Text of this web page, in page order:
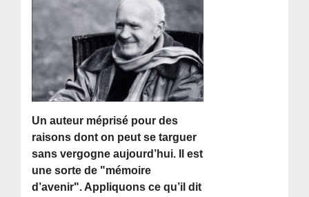
Un auteur méprisé pour des
raisons dont on peut se targuer
sans vergogne aujourd’hui. Il est
une sorte de "mémoire
d’avenir". Appliquons ce qu’il dit